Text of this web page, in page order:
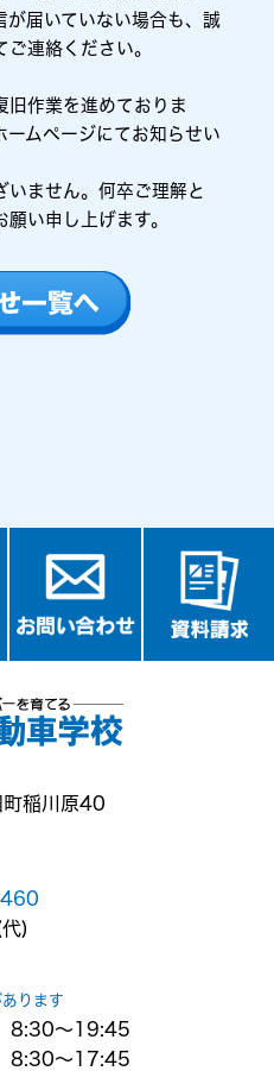
が届いていない場合も、誠
連絡ください。
旧作業を進めておりま
ームページにてお知らせい
いません。何卒ご理解と
い申し上げます。
一覧へ
町稲川原40
)
ります
8:30～19:45
8:30～17:45